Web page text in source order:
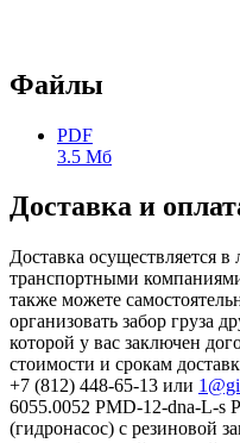
Файлы
PDF
3.5 Мб
Доставка и
Доставка осуществляется
транспортными
также можете
организовать забор груза
которой у вас заключен
стоимости и срокам
+7 (812) 448-65-13 или
6055.0052 PMD-12-dna-L-s
(гидронасос) с резиновой